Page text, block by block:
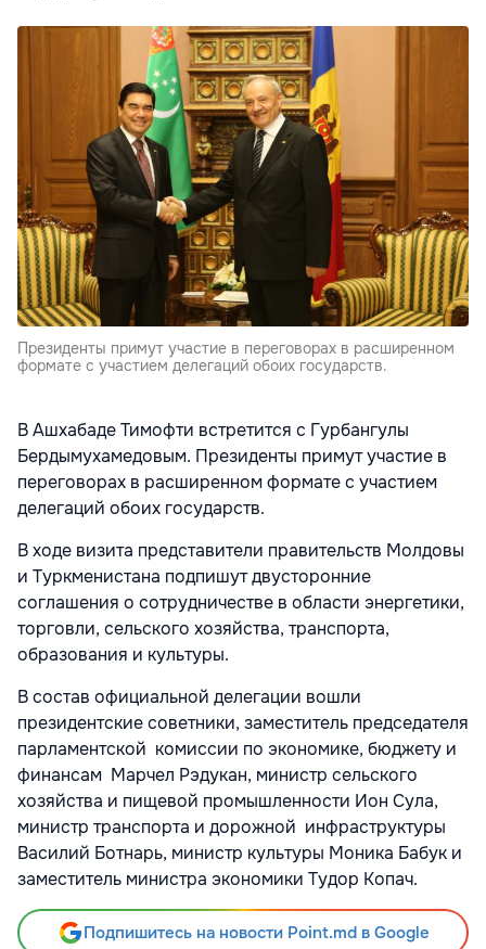
Президенты примут участие в переговорах в расширенном
формате с участием делегаций обоих государств.
В Ашхабаде Тимофти встретится с Гурбангулы
Бердымухамедовым. Президенты примут участие в
переговорах в расширенном формате с участием
делегаций обоих государств.
В ходе визита представители правительств Молдовы
и Туркменистана подпишут двусторонние
соглашения о сотрудничестве в области энергетики,
торговли, сельского хозяйства, транспорта,
образования и культуры.
В состав официальной делегации вошли
президентские советники, заместитель председателя
парламентской комиссии по экономике, бюджету и
финансам Марчел Рэдукан, министр сельского
хозяйства и пищевой промышленности Ион Сула,
министр транспорта и дорожной инфраструктуры
Василий Ботнарь, министр культуры Моника Бабук и
заместитель министра экономики Тудор Копач.
Подпишитесь на новости Point.md в Google